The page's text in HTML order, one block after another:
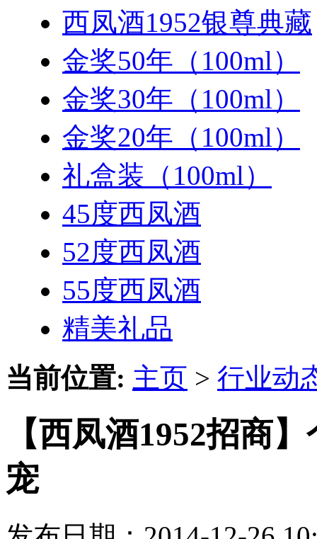
西凤酒1952银尊典藏
金奖50年（100ml）
金奖30年（100ml）
金奖20年（100ml）
礼盒装（100ml）
45度西凤酒
52度西凤酒
55度西凤酒
精美礼品
当前位置: 主页 > 行业动
【西凤酒1952招商
宠